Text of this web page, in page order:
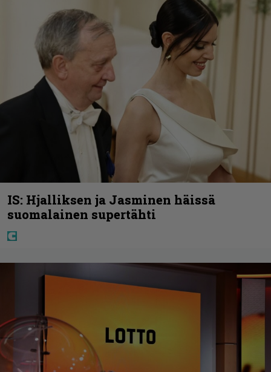
IS: Hjalliksen ja Jasminen häissä
suomalainen supertähti